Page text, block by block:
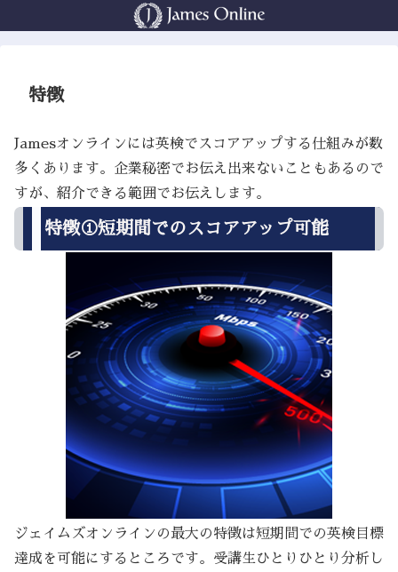
特徴
Jamesオンラインには英検でスコアアップする仕組みが数
多くあります。企業秘密でお伝え出来ないこともあるので
すが、紹介できる範囲でお伝えします。
特徴①短期間でのスコアアップ可能
ジェイムズオンラインの最大の特徴は短期間での英検目標
達成を可能にするところです。受講生ひとりひとり分析し